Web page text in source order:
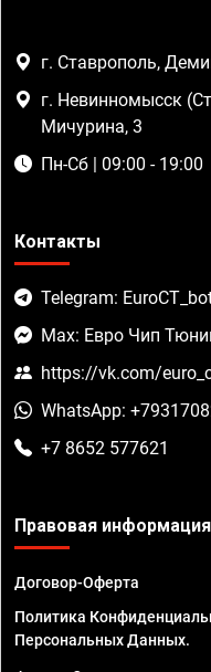
г. Ставрополь,
г. Невинномысск
Мичурина, 3
Пн-Сб | 09:00 - 19:00
Контакты
Telegram:
Max: Евро Чип
https://vk.com/
WhatsApp:
+7 8652 577621
Правовая информация
Договор-Оферта
Политика
Персональных Данных.